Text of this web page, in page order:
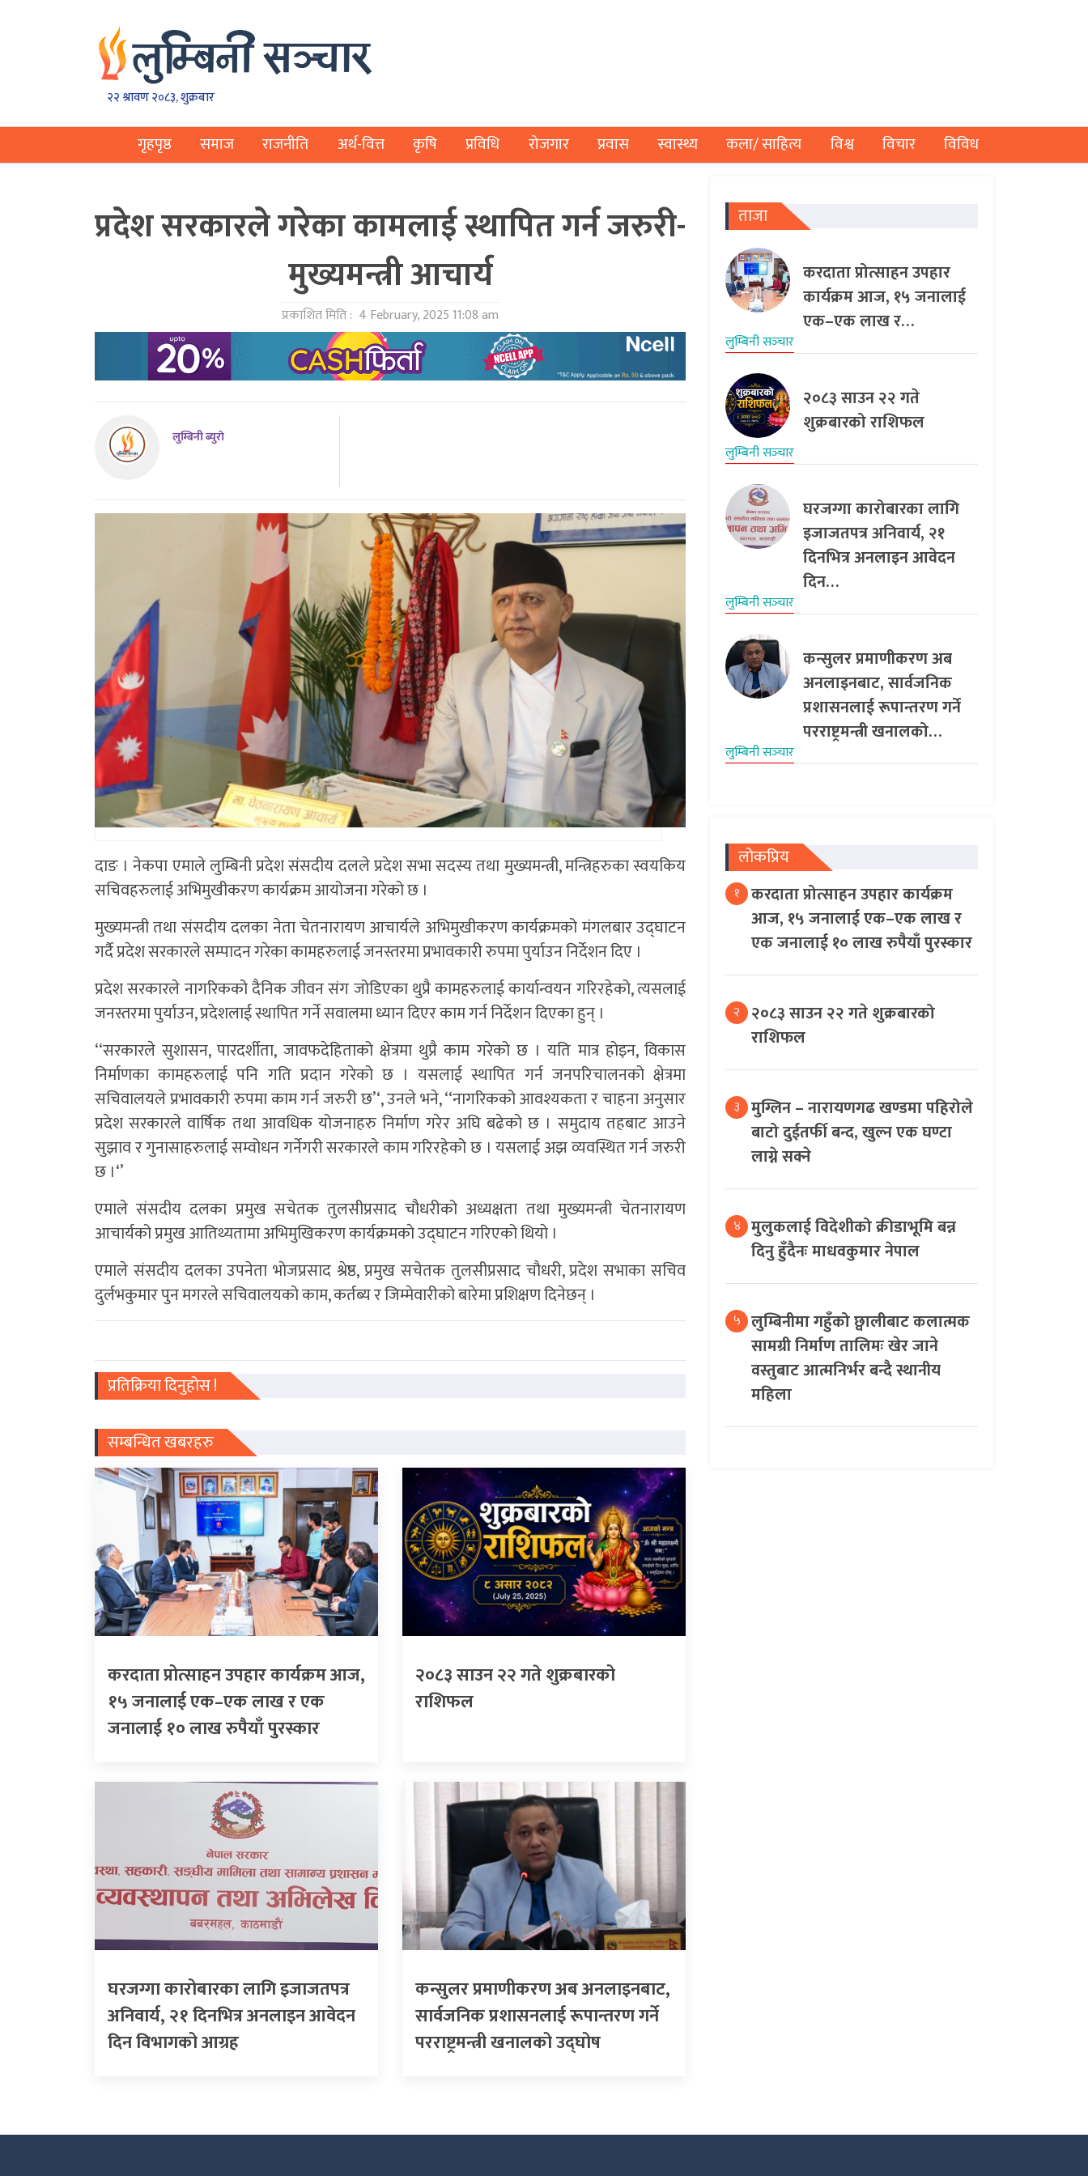
२२ श्रावण २०८३, शुक्रबार
गृहपृष्ठ समाज राजनीति अर्थ-वित्त कृषि प्रविधि रोजगार प्रवास स्वास्थ्य कला/ साहित्य विश्व विचार विविध
प्रदेश सरकारले गरेका कामलाई स्थापित गर्न जरुरी-
मुख्यमन्त्री आचार्य
प्रकाशित मिति : 4 February, 2025 11:08 am
लुम्बिनी ब्युराे
दाङ । नेकपा एमाले लुम्बिनी प्रदेश संसदीय दलले प्रदेश सभा सदस्य तथा मुख्यमन्त्री, मन्त्रिहरुका स्वयकिय
सचिवहरुलाई अभिमुखीकरण कार्यक्रम आयोजना गरेको छ ।
मुख्यमन्त्री तथा संसदीय दलका नेता चेतनारायण आचार्यले अभिमुखीकरण कार्यक्रमको मंगलबार उद्घाटन
गर्दै प्रदेश सरकारले सम्पादन गरेका कामहरुलाई जनस्तरमा प्रभावकारी रुपमा पुर्याउन निर्देशन दिए ।
प्रदेश सरकारले नागरिकको दैनिक जीवन संग जोडिएका थुप्रै कामहरुलाई कार्यान्वयन गरिरहेको, त्यसलाई
जनस्तरमा पुर्याउन, प्रदेशलाई स्थापित गर्ने सवालमा ध्यान दिएर काम गर्न निर्देशन दिएका हुन् ।
‘‘सरकारले सुशासन, पारदर्शीता, जावफदेहिताको क्षेत्रमा थुप्रै काम गरेको छ । यति मात्र होइन, विकास
निर्माणका कामहरुलाई पनि गति प्रदान गरेको छ । यसलाई स्थापित गर्न जनपरिचालनको क्षेत्रमा
सचिवालयले प्रभावकारी रुपमा काम गर्न जरुरी छ’‘, उनले भने, ‘‘नागरिकको आवश्यकता र चाहना अनुसार
प्रदेश सरकारले वार्षिक तथा आवधिक योजनाहरु निर्माण गरेर अघि बढेको छ । समुदाय तहबाट आउने
सुझाव र गुनासाहरुलाई सम्वोधन गर्नेगरी सरकारले काम गरिरहेको छ । यसलाई अझ व्यवस्थित गर्न जरुरी
छ ।‘’
एमाले संसदीय दलका प्रमुख सचेतक तुलसीप्रसाद चौधरीको अध्यक्षता तथा मुख्यमन्त्री चेतनारायण
आचार्यको प्रमुख आतिथ्यतामा अभिमुखिकरण कार्यक्रमकाे उद्घाटन गरिएको थियाे ।
एमाले संसदीय दलका उपनेता भाेजप्रसाद श्रेष्ठ, प्रमुख सचेतक तुलसीप्रसाद चाैधरी, प्रदेश सभाका सचिव
दुर्लभकुमार पुन मगरले सचिवालयको काम, कर्तब्य र जिम्मेवारीको बारेमा प्रशिक्षण दिनेछन् ।
प्रतिक्रिया दिनुहोस !
सम्बन्धित खबरहरु
करदाता प्रोत्साहन उपहार कार्यक्रम आज,
१५ जनालाई एक–एक लाख र एक
जनालाई १० लाख रुपैयाँ पुरस्कार
२०८३ साउन २२ गते शुक्रबारको
राशिफल
घरजग्गा कारोबारका लागि इजाजतपत्र
अनिवार्य, २१ दिनभित्र अनलाइन आवेदन
दिन विभागको आग्रह
कन्सुलर प्रमाणीकरण अब अनलाइनबाट,
सार्वजनिक प्रशासनलाई रूपान्तरण गर्ने
परराष्ट्रमन्त्री खनालको उद्घोष
ताजा
करदाता प्रोत्साहन उपहार
कार्यक्रम आज, १५ जनालाई
एक–एक लाख र…
लुम्बिनी सञ्‍चार
२०८३ साउन २२ गते
शुक्रबारको राशिफल
लुम्बिनी सञ्‍चार
घरजग्गा कारोबारका लागि
इजाजतपत्र अनिवार्य, २१
दिनभित्र अनलाइन आवेदन
दिन…
लुम्बिनी सञ्‍चार
कन्सुलर प्रमाणीकरण अब
अनलाइनबाट, सार्वजनिक
प्रशासनलाई रूपान्तरण गर्ने
परराष्ट्रमन्त्री खनालको…
लुम्बिनी सञ्‍चार
लोकप्रिय
१ करदाता प्रोत्साहन उपहार कार्यक्रम
आज, १५ जनालाई एक–एक लाख र
एक जनालाई १० लाख रुपैयाँ पुरस्कार
२ २०८३ साउन २२ गते शुक्रबारको
राशिफल
३ मुग्लिन – नारायणगढ खण्डमा पहिरोले
बाटो दुईतर्फी बन्द, खुल्न एक घण्टा
लाग्ने सक्ने
४ मुलुकलाई विदेशीको क्रीडाभूमि बन्न
दिनु हुँदैनः माधवकुमार नेपाल
५ लुम्बिनीमा गहुँको छ्वालीबाट कलात्मक
सामग्री निर्माण तालिमः खेर जाने
वस्तुबाट आत्मनिर्भर बन्दै स्थानीय
महिला